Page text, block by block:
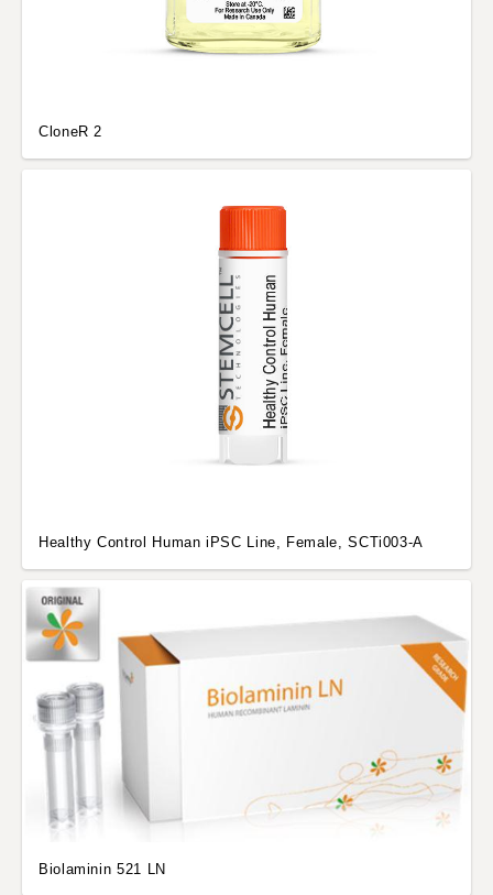
CloneR 2
Healthy Control Human iPSC Line, Female, SCTi003-A
Biolaminin 521 LN